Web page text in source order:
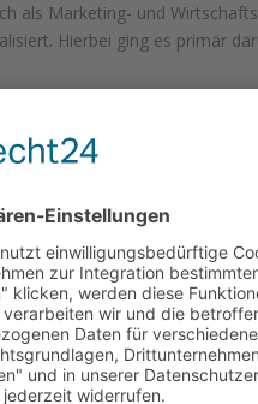
als Marketing- und
Hierbei ging es primär
die spicOne multimedia ist
und wie so oft, immer wieder